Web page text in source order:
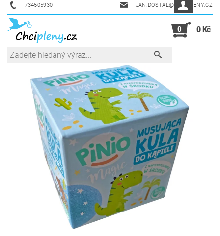
734505930 JAN.DOSTAL@CHCIPLENY.CZ
0 0 Kč